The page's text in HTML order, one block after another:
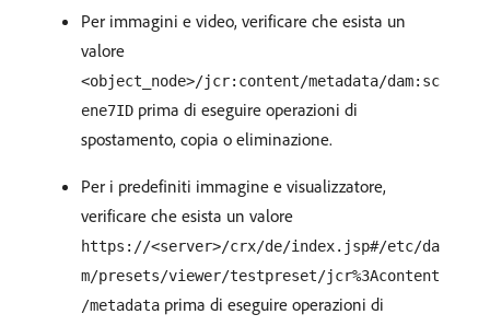
Per immagini e video, verificare che esista un
valore
<object_node>/jcr:content/metadata/dam:sc
ene7ID prima di eseguire operazioni di
spostamento, copia o eliminazione.
Per i predefiniti immagine e visualizzatore,
verificare che esista un valore
https://<server>/crx/de/index.jsp#/etc/da
m/presets/viewer/testpreset/jcr%3Acontent
/metadata prima di eseguire operazioni di